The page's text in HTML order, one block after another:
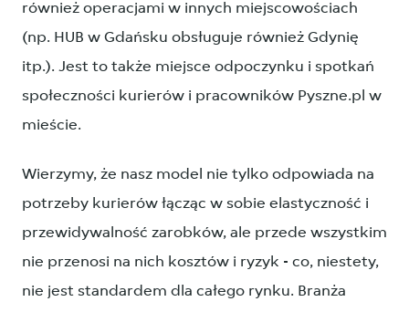
również operacjami w innych miejscowościach
(np. HUB w Gdańsku obsługuje również Gdynię
itp.). Jest to także miejsce odpoczynku i spotkań
społeczności kurierów i pracowników Pyszne.pl w
mieście.
Wierzymy, że nasz model nie tylko odpowiada na
potrzeby kurierów łącząc w sobie elastyczność i
przewidywalność zarobków, ale przede wszystkim
nie przenosi na nich kosztów i ryzyk - co, niestety,
nie jest standardem dla całego rynku. Branża